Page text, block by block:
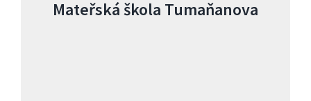
Mateřská škola Tumaňanova